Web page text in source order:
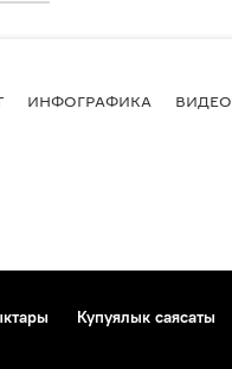
ИНФОГРАФИКА ВИДЕО
Купуялык саясаты